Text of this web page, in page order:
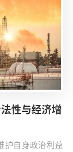
的汉回对立，并
，日本也大力
期在东南亚迅
政策不仅是日本
具；也是其在东
，有必要深入研
性与经济增
护自身政治利益